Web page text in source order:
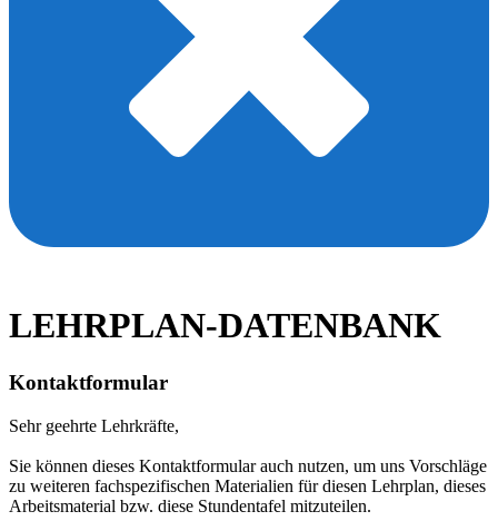
LEHRPLAN-DATENBANK
Kontaktformular
Sehr geehrte Lehrkräfte,
Sie können dieses Kontaktformular auch nutzen, um uns Vorschläge
zu weiteren fachspezifischen Materialien für diesen Lehrplan, dieses
Arbeitsmaterial bzw. diese Stundentafel mitzuteilen.